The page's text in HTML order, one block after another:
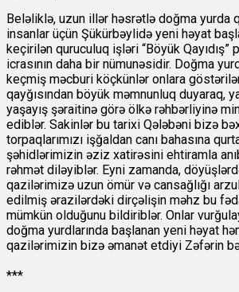
Beləliklə, uzun illər həsrətlə doğma yurda
insanlar üçün Şükürbəylidə yeni həyat
keçirilən quruculuq işləri “Böyük Qayıdış”
icrasının daha bir nümunəsidir. Doğma
keçmiş məcburi köçkünlər onlara
qayğısından böyük məmnunluq duyaraq,
yaşayış şəraitinə görə ölkə rəhbərliyinə
ediblər. Sakinlər bu tarixi Qələbəni bizə
torpaqlarımızı işğaldan canı bahasına
şəhidlərimizin əziz xatirəsini ehtiramla
rəhmət diləyiblər. Eyni zamanda,
qazilərimizə uzun ömür və cansağlığı
edilmiş ərazilərdəki dirçəlişin məhz bu
mümkün olduğunu bildiriblər. Onlar
doğma yurdlarında başlanan yeni həyat
qazilərimizin bizə əmanət etdiyi Zəfərin
***